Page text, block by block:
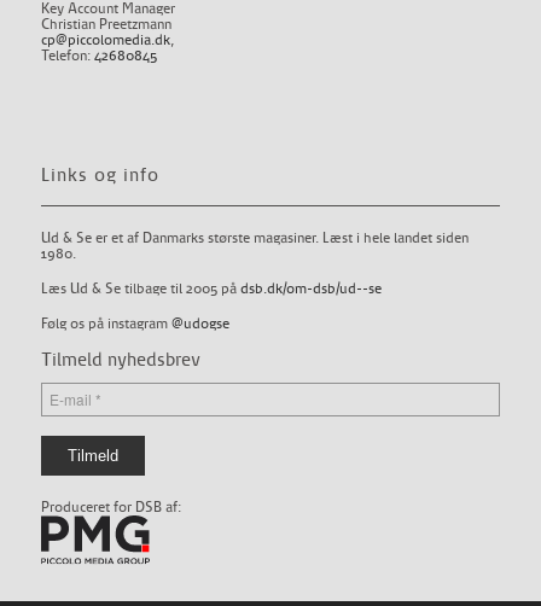
Key Account Manager
Christian Preetzmann
cp@piccolomedia.dk,
Telefon: 42680845
Links og info
Ud & Se er et af Danmarks største magasiner. Læst i hele landet siden
1980.
Læs Ud & Se tilbage til 2005 på dsb.dk/om-dsb/ud--se
Følg os på instagram @udogse
Tilmeld nyhedsbrev
Produceret for DSB af: